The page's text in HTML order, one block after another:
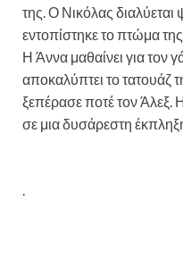
της. Ο Νικόλας διαλύεται
εντοπίστηκε το πτώμα
Η Άννα μαθαίνει για τον
αποκαλύπτει το τατουάζ
ξεπέρασε ποτέ τον
σε μια δυσάρεστη
.